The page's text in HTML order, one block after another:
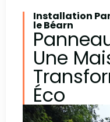
Installation
le Béarn
Une
Éco